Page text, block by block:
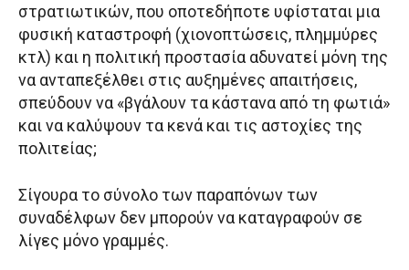
στρατιωτικών, που οποτεδήποτε υφίσταται μια
φυσική καταστροφή (χιονοπτώσεις, πλημμύρες
κτλ) και η πολιτική προστασία αδυνατεί μόνη της
να ανταπεξέλθει στις αυξημένες απαιτήσεις,
σπεύδουν να «βγάλουν τα κάστανα από τη φωτιά»
και να καλύψουν τα κενά και τις αστοχίες της
πολιτείας;
Σίγουρα το σύνολο των παραπόνων των
συναδέλφων δεν μπορούν να καταγραφούν σε
λίγες μόνο γραμμές.